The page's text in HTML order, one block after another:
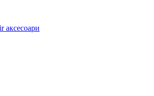
аксесоари